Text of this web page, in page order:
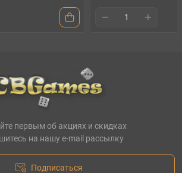
первым об акциях и скидках
на нашу e-mail рассылку
Подписаться